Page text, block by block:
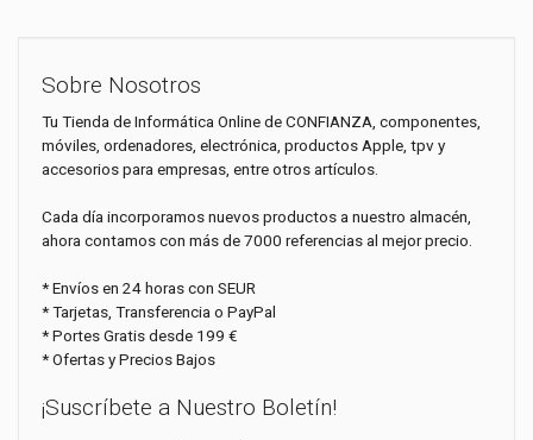
Sobre Nosotros
Tu Tienda de Informática Online de CONFIANZA, componentes,
móviles, ordenadores, electrónica, productos Apple, tpv y
accesorios para empresas, entre otros artículos.
Cada día incorporamos nuevos productos a nuestro almacén,
ahora contamos con más de 7000 referencias al mejor precio.
* Envíos en 24 horas con SEUR
* Tarjetas, Transferencia o PayPal
* Portes Gratis desde 199 €
* Ofertas y Precios Bajos
¡Suscríbete a Nuestro Boletín!